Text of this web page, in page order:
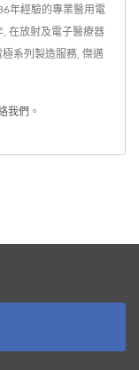
年經驗的專業醫用電
在放射及電子醫療器
系列製造服務, 傑邁
我們 。